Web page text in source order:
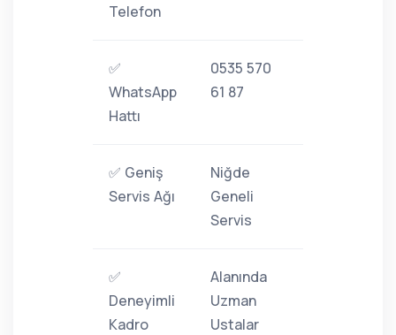
Telefon
✅
WhatsApp
Hattı
0535 570
61 87
✅ Geniş
Servis Ağı
Niğde
Geneli
Servis
✅
Deneyimli
Kadro
Alanında
Uzman
Ustalar